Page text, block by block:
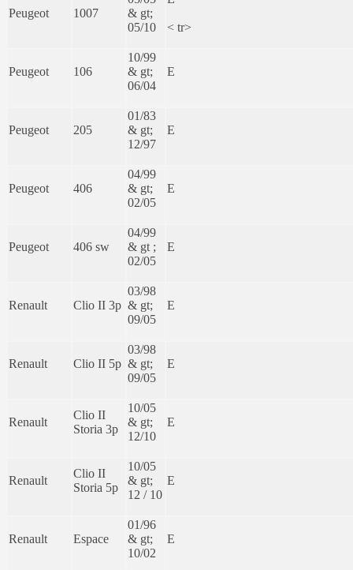
Peugeot 1007
& gt;
05/10
< tr>
Peugeot 106
10/99
& gt;
06/04
E
Peugeot 205
01/83
& gt;
12/97
E
Peugeot 406
04/99
& gt;
02/05
E
Peugeot 406 sw
04/99
& gt ;
02/05
E
Renault Clio II 3p
03/98
& gt;
09/05
E
Renault Clio II 5p
03/98
& gt;
09/05
E
Renault
Clio II
Storia 3p
10/05
& gt;
12/10
E
Renault
Clio II
Storia 5p
10/05
& gt;
12 / 10
E
Renault Espace
01/96
& gt;
10/02
E